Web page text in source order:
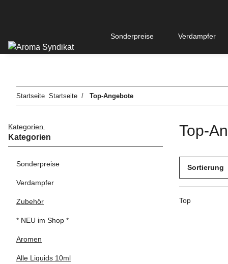
Sonderpreise Verdampfer
Startseite Startseite Top-Angebote
Top-
Sortierung
Top
Kategorien
Kategorien
Sonderpreise
Verdampfer
Zubehör
* NEU im Shop *
Aromen
Alle Liquids 10ml